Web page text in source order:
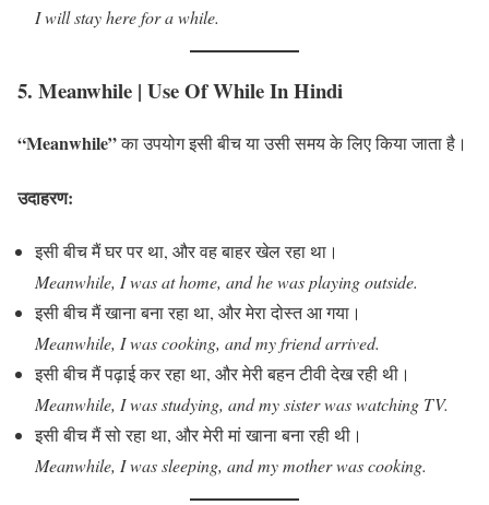
I will stay here for a while.
5. Meanwhile | Use Of While In Hindi
“Meanwhile”का उपयोग इसी बीच या उसी समय के लिए किया जाता है।
उदाहरण:
इसी बीच मैं घर पर था, और वह बाहर खेल रहा था।
Meanwhile, I was at home, and he was playing outside.
इसी बीच मैं खाना बना रहा था, और मेरा दोस्त आ गया।
Meanwhile, I was cooking, and my friend arrived.
इसी बीच मैं पढ़ाई कर रहा था, और मेरी बहन टीवी देख रही थी।
Meanwhile, I was studying, and my sister was watching TV.
इसी बीच मैं सो रहा था, और मेरी मां खाना बना रही थी।
Meanwhile, I was sleeping, and my mother was cooking.